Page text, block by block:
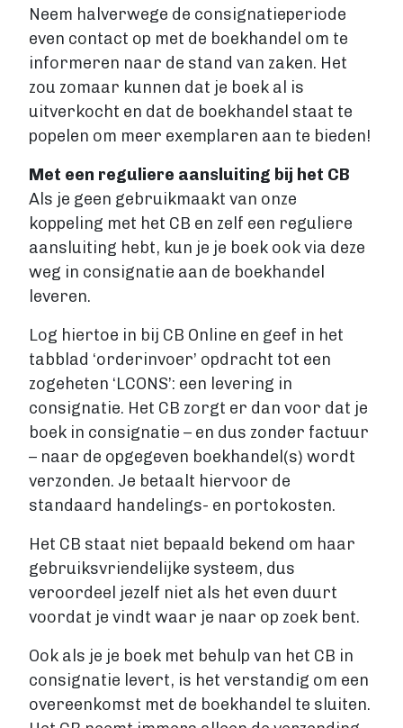
Neem halverwege de consignatieperiode
even contact op met de boekhandel om te
informeren naar de stand van zaken. Het
zou zomaar kunnen dat je boek al is
uitverkocht en dat de boekhandel staat te
popelen om meer exemplaren aan te bieden!
Met een reguliere aansluiting bij het CB
Als je geen gebruikmaakt van onze
koppeling met het CB en zelf een reguliere
aansluiting hebt, kun je je boek ook via deze
weg in consignatie aan de boekhandel
leveren.
Log hiertoe in bij CB Online en geef in het
tabblad ‘orderinvoer’ opdracht tot een
zogeheten ‘LCONS’: een levering in
consignatie. Het CB zorgt er dan voor dat je
boek in consignatie – en dus zonder factuur
– naar de opgegeven boekhandel(s) wordt
verzonden. Je betaalt hiervoor de
standaard handelings- en portokosten.
Het CB staat niet bepaald bekend om haar
gebruiksvriendelijke systeem, dus
veroordeel jezelf niet als het even duurt
voordat je vindt waar je naar op zoek bent.
Ook als je je boek met behulp van het CB in
consignatie levert, is het verstandig om een
overeenkomst met de boekhandel te sluiten.